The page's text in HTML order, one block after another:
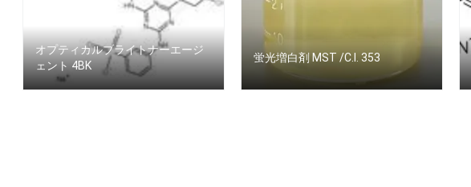
オプティカルブライトナーエージ
ェント 4BK
蛍光増白剤 MST /C.I. 353